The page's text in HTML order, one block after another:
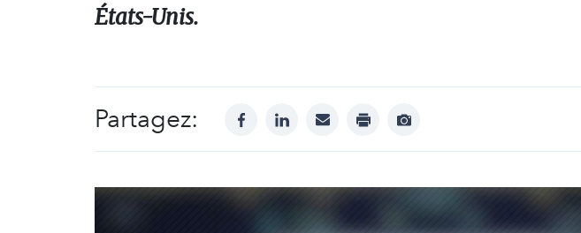
États-Unis.
Partagez: facebooklinkedinmail print
Afficher